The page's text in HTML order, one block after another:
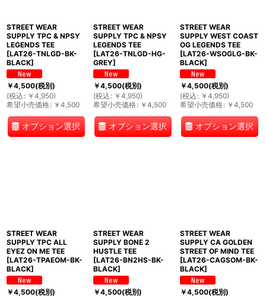
STREET WEAR
SUPPLY TPC & NPSY
LEGENDS TEE
[LAT26-TNLGD-BK-
BLACK]
￥4,500(税別)
(税込 : ￥ 4,950)
希望小売価格: ￥ 4,500
オプション選択
STREET WEAR
SUPPLY TPC & NPSY
LEGENDS TEE
[LAT26-TNLGD-HG-
GREY]
￥4,500(税別)
(税込 : ￥ 4,950)
希望小売価格: ￥ 4,500
オプション選択
STREET WEAR
SUPPLY WEST COAST
OG LEGENDS TEE
[LAT26-WSOGLG-BK-
BLACK]
￥4,500(税別)
(税込 : ￥ 4,950)
希望小売価格: ￥ 4,500
オプション選択
STREET WEAR
SUPPLY TPC ALL
EYEZ ON ME TEE
[LAT26-TPAEOM-BK-
BLACK]
￥4,500(税別)
STREET WEAR
SUPPLY BONE 2
HUSTLE TEE
[LAT26-BN2HS-BK-
BLACK]
￥4,500(税別)
STREET WEAR
SUPPLY CA GOLDEN
STREET OF MIND TEE
[LAT26-CAGSOM-BK-
BLACK]
￥4,500(税別)